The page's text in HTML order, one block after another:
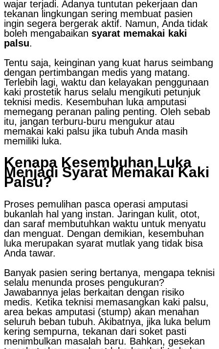
wajar terjadi. Adanya tuntutan pekerjaan dan
tekanan lingkungan sering membuat pasien
ingin segera bergerak aktif. Namun, Anda tidak
boleh mengabaikan syarat memakai kaki
palsu.
Tentu saja, keinginan yang kuat harus seimbang
dengan pertimbangan medis yang matang.
Terlebih lagi, waktu dan kelayakan penggunaan
kaki prostetik harus selalu mengikuti petunjuk
teknisi medis. Kesembuhan luka amputasi
memegang peranan paling penting. Oleh sebab
itu, jangan terburu-buru mengukur atau
memakai kaki palsu jika tubuh Anda masih
memiliki luka.
Kenapa Kesembuhan Luka
Menjadi Syarat Memakai Kaki
Palsu?
Proses pemulihan pasca operasi amputasi
bukanlah hal yang instan. Jaringan kulit, otot,
dan saraf membutuhkan waktu untuk menyatu
dan menguat. Dengan demikian, kesembuhan
luka merupakan syarat mutlak yang tidak bisa
Anda tawar.
Banyak pasien sering bertanya, mengapa teknisi
selalu menunda proses pengukuran?
Jawabannya jelas berkaitan dengan risiko
medis. Ketika teknisi memasangkan kaki palsu,
area bekas amputasi (stump) akan menahan
seluruh beban tubuh. Akibatnya, jika luka belum
kering sempurna, tekanan dari soket pasti
menimbulkan masalah baru. Bahkan, gesekan